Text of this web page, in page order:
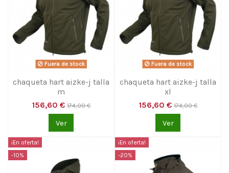
Fuera de stock
chaqueta hart aizke-j talla
m
156,60 €174,00 €
Ver
Fuera de stock
chaqueta hart aizke-j talla
xl
156,60 €174,00 €
Ver
¡En oferta!
-10%
¡En oferta!
-20%